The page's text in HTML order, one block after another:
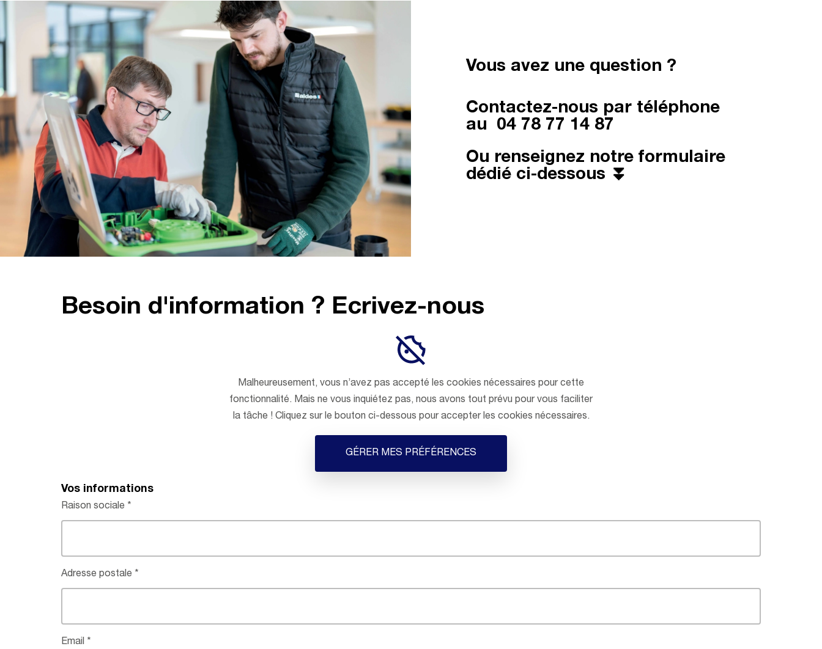
Vous avez une question ?
Contactez-nous par téléphone
au
04 78 77 14 87
Ou renseignez notre formulaire
dédié ci-dessous ⏬
Besoin d'information ? Ecrivez-nous
Malheureusement, vous n’avez pas accepté les cookies nécessaires pour cette
fonctionnalité. Mais ne vous inquiétez pas, nous avons tout prévu pour vous faciliter
la tâche ! Cliquez sur le bouton ci-dessous pour accepter les cookies nécessaires.
GÉRER MES PRÉFÉRENCES
Vos informations
Raison sociale
Adresse postale
Email